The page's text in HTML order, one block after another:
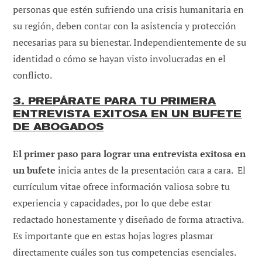
personas que estén sufriendo una crisis humanitaria en
su región, deben contar con la asistencia y protección
necesarias para su bienestar. Independientemente de su
identidad o cómo se hayan visto involucradas en el
conflicto.
3. PREPÁRATE PARA TU PRIMERA
ENTREVISTA EXITOSA EN UN BUFETE
DE ABOGADOS
El primer paso para lograr una entrevista exitosa en
un bufete inicia antes de la presentación cara a cara. El
currículum vitae ofrece información valiosa sobre tu
experiencia y capacidades, por lo que debe estar
redactado honestamente y diseñado de forma atractiva.
Es importante que en estas hojas logres plasmar
directamente cuáles son tus competencias esenciales.